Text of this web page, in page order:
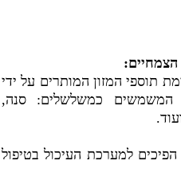
תוספי המזון המותרים על ידי
המשמשים כמשלשלים: סנה,
הפיכים למערכת העיכול בטיפול